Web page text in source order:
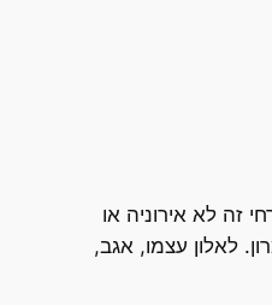
זה לא אירוניה או
לאלון עצמו, אגב,